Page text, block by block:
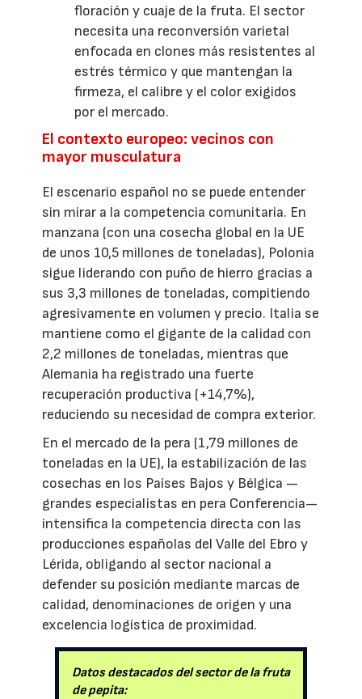
floración y cuaje de la fruta. El sector
necesita una reconversión varietal
enfocada en clones más resistentes al
estrés térmico y que mantengan la
firmeza, el calibre y el color exigidos
por el mercado.
El contexto europeo: vecinos con
mayor musculatura
El escenario español no se puede entender
sin mirar a la competencia comunitaria. En
manzana (con una cosecha global en la UE
de unos 10,5 millones de toneladas), Polonia
sigue liderando con puño de hierro gracias a
sus 3,3 millones de toneladas, compitiendo
agresivamente en volumen y precio. Italia se
mantiene como el gigante de la calidad con
2,2 millones de toneladas, mientras que
Alemania ha registrado una fuerte
recuperación productiva (+14,7%),
reduciendo su necesidad de compra exterior.
En el mercado de la pera (1,79 millones de
toneladas en la UE), la estabilización de las
cosechas en los Países Bajos y Bélgica —
grandes especialistas en pera Conferencia—
intensifica la competencia directa con las
producciones españolas del Valle del Ebro y
Lérida, obligando al sector nacional a
defender su posición mediante marcas de
calidad, denominaciones de origen y una
excelencia logística de proximidad.
Datos destacados del sector de la fruta
de pepita: